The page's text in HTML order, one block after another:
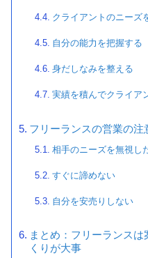
クライアントのニーズ
自分の能力を把握する
身だしなみを整える
実績を積んでクライア
フリーランスの営業の注
相手のニーズを無視し
すぐに諦めない
自分を安売りしない
まとめ：フリーランス
くりが大事